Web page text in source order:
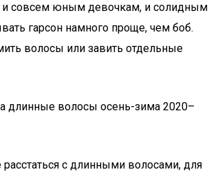
и совсем юным девоч­кам, и солид­ным
гар­сон намно­го про­ще, чем боб.
воло­сы или завить отдель­ные
длинные волосы осень-зима 2020–
с длин­ны­ми воло­са­ми, для